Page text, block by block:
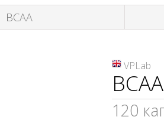
ВСАА
VPLab
120